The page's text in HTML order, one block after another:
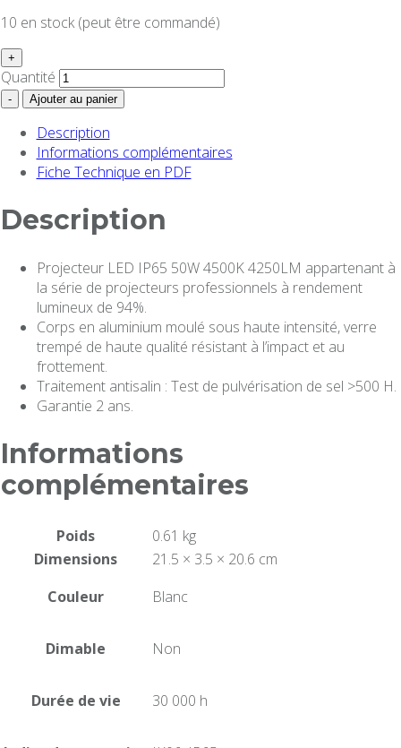
10 en stock (peut être commandé)
+
Quantité
- Ajouter au panier
Description
Informations complémentaires
Fiche Technique en PDF
Description
Projecteur LED IP65 50W 4500K 4250LM appartenant à
la série de projecteurs professionnels à rendement
lumineux de 94%.
Corps en aluminium moulé sous haute intensité, verre
trempé de haute qualité résistant à l’impact et au
frottement.
Traitement antisalin : Test de pulvérisation de sel >500 H.
Garantie 2 ans.
Informations
complémentaires
Poids
0.61 kg
Dimensions
21.5 × 3.5 × 20.6 cm
Couleur
Blanc
Dimable Non
Durée de vie 30 000 h